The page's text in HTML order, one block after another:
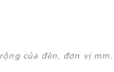
của đèn, đơn vị mm.